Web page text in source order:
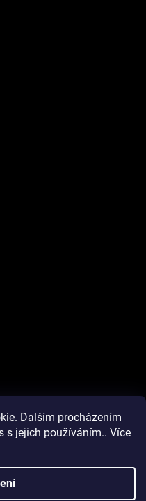
Dalším procházením
s jejich používáním.. Více